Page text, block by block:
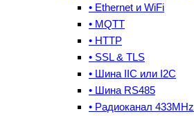
• Ethernet и WiFi
• MQTT
• HTTP
• SSL & TLS
• Шина IIC или I2C
• Шина RS485
• Радиоканал 433MHz